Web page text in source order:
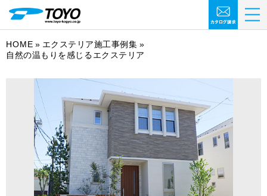
HOME
エクステリア施工事例集
自然の温もりを感じるエクステリア